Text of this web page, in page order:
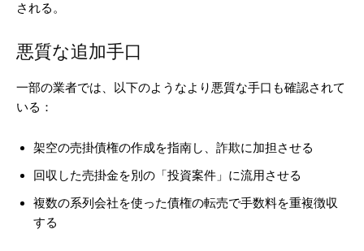
される。
悪質な追加手口
一部の業者では、以下のようなより悪質な手口も確認されて
いる：
架空の売掛債権の作成を指南し、詐欺に加担させる
回収した売掛金を別の「投資案件」に流用させる
複数の系列会社を使った債権の転売で手数料を重複徴収
する